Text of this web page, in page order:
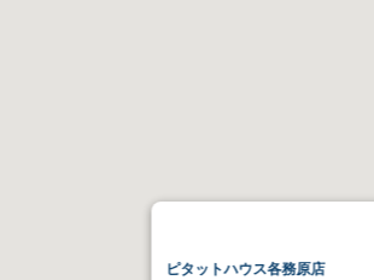
ピタットハウス各務原店